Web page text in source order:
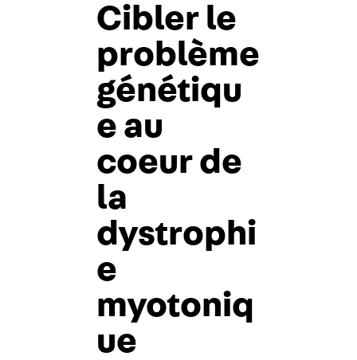
Cibler le
problème
génétiqu
e au
coeur de
la
dystrophi
e
myotoniq
ue